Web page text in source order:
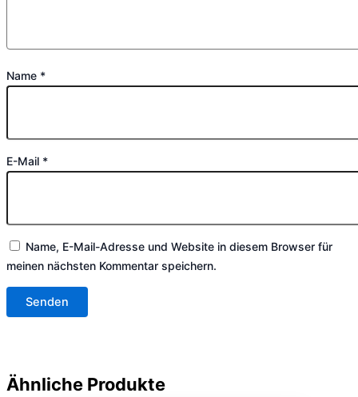
Name *
E-Mail *
Name, E-Mail-Adresse und Website in diesem Browser für
meinen nächsten Kommentar speichern.
Ähnliche Produkte